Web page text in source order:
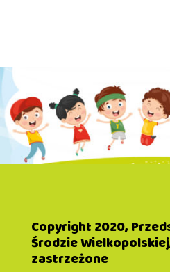
Copyright 2020,
Środzie
zastrzeżone